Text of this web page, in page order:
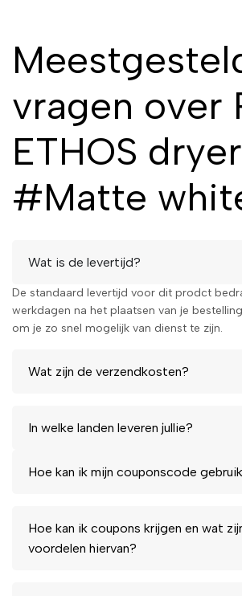
vragen over
ETHOS dryer
#Matte
Wat is de levertijd?
De standaard levertijd voor dit prodct
werkdagen na het plaatsen van je
om je zo snel mogelijk van dienst te zijn.
Wat zijn de verzendkosten?
In welke landen leveren jullie?
Hoe kan ik mijn couponscode
Hoe kan ik coupons krijgen en wat
voordelen hiervan?